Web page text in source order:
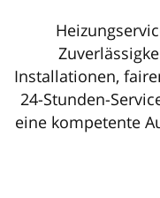
Installationen,
24-Stunden-
eine kompetente